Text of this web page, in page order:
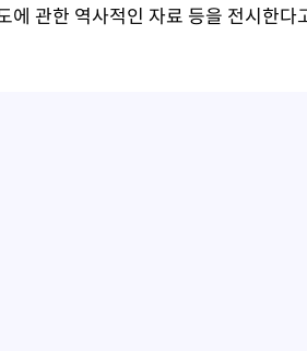
에 관한 역사적인 자료 등을 전시한다